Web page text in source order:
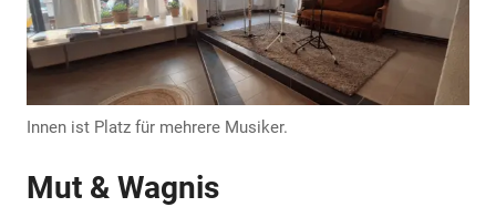
Anzeige
Innen ist Platz für mehrere Musiker.
Mut & Wagnis